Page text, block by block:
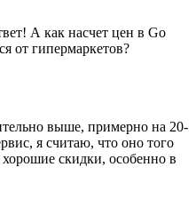
А как насчет цен в Go
от гипермаркетов?
выше, примерно на 20-
я считаю, что оно того
скидки, особенно в